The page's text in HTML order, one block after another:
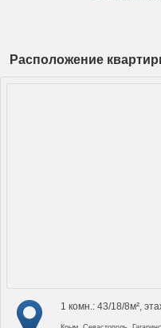
Расположение
1 комн.: 43/18/8м²,